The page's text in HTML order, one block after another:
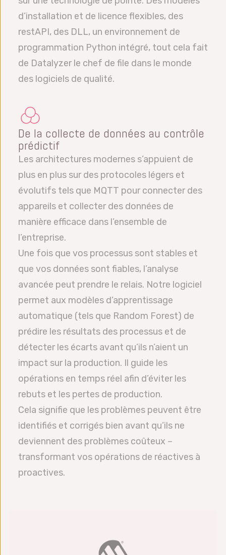
d’installation et de licence flexibles, des
restAPI, des DLL, un environnement de
programmation Python intégré, tout cela fait
de Datalyzer le chef de file dans le monde
des logiciels de qualité.
De la collecte de données au contrôle
prédictif
Les architectures modernes s’appuient de
plus en plus sur des protocoles légers et
évolutifs tels que MQTT pour connecter des
appareils et collecter des données de
manière efficace dans l’ensemble de
l’entreprise.
Une fois que vos processus sont stables et
que vos données sont fiables, l’analyse
avancée peut prendre le relais. Notre logiciel
permet aux modèles d’apprentissage
automatique (tels que Random Forest) de
prédire les résultats des processus et de
détecter les écarts avant qu’ils n’aient un
impact sur la production. Il guide les
opérations en temps réel afin d’éviter les
rebuts et les pertes de production.
Cela signifie que les problèmes peuvent être
identifiés et corrigés bien avant qu’ils ne
deviennent des problèmes coûteux –
transformant vos opérations de réactives à
proactives.